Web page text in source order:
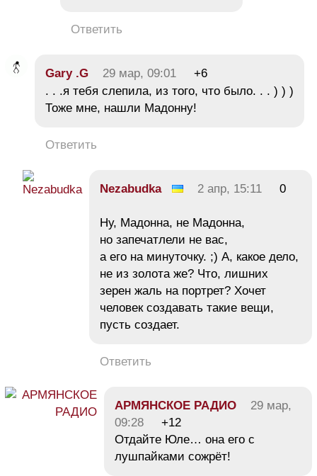
Ответить
Gary .G 29 мар, 09:01
+6
. . .я тебя слепила, из того, что было. . . ) ) )
Тоже мне, нашли Мадонну!
Ответить
Nezabudka 2 апр, 15:11 0
Ну, Мадонна, не Мадонна,
но запечатлели не вас,
а его на минуточку. ;) А, какое дело,
не из золота же? Что, лишних
зерен жаль на портрет? Хочет
человек создавать такие вещи,
пусть создает.
Ответить
АРМЯНСКОЕ РАДИО
29 мар,
09:28
+12
Отдайте Юле… она его с
лушпайками сожрёт!